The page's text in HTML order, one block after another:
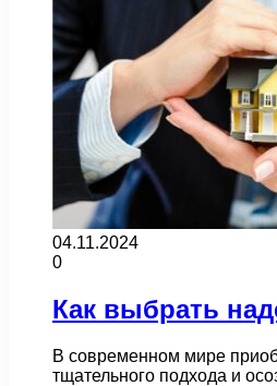
04.11.2024
0
Как выбрать
В современном мире
тщательного подхода и